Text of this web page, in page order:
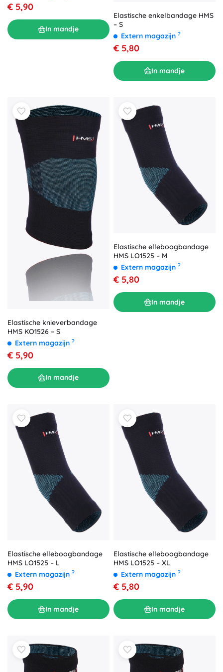
€ 5,90
In mandje
Elastische enkelbandage HMS
– S
Extern magazijn ?
€ 5,80
In mandje
Elastische knieverbandage
HMS KO1526 – S
Extern magazijn ?
€ 5,90
In mandje
Elastische elleboogbandage
HMS LO1525 – M
Extern magazijn ?
€ 5,80
In mandje
Elastische elleboogbandage
HMS LO1525 – L
Extern magazijn ?
€ 5,90
In mandje
Elastische elleboogbandage
HMS LO1525 – XL
Extern magazijn ?
€ 5,80
In mandje